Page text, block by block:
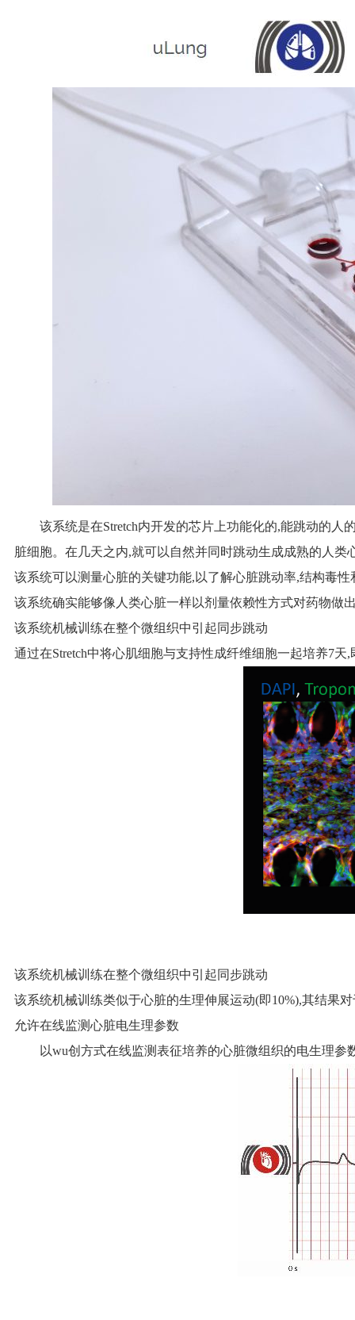
该系统是在Stretch内开发的芯片上功能化的,能跳动的
脏细胞。在几天之内,就可以自然并同时跳动生成成熟的人类
该系统可以测量心脏的关键功能,以了解心脏跳动率,结构毒性
该系统确实能够像人类心脏一样以剂量依赖性方式对药物做
该系统机械训练在整个微组织中引起同步跳动
通过在Stretch中将心肌细胞与支持性成纤维细胞一起培养7
该系统机械训练在整个微组织中引起同步跳动
该系统机械训练类似于心脏的生理伸展运动(即10%),其结果
允许在线监测心脏电生理参数
以wu创方式在线监测表征培养的心脏微组织的电生理